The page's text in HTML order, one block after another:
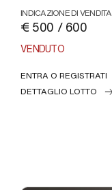
INDICAZIONE DI VENDITA
€ 500 / 600
VENDUTO
ENTRA O REGISTRATI
DETTAGLIO LOTTO